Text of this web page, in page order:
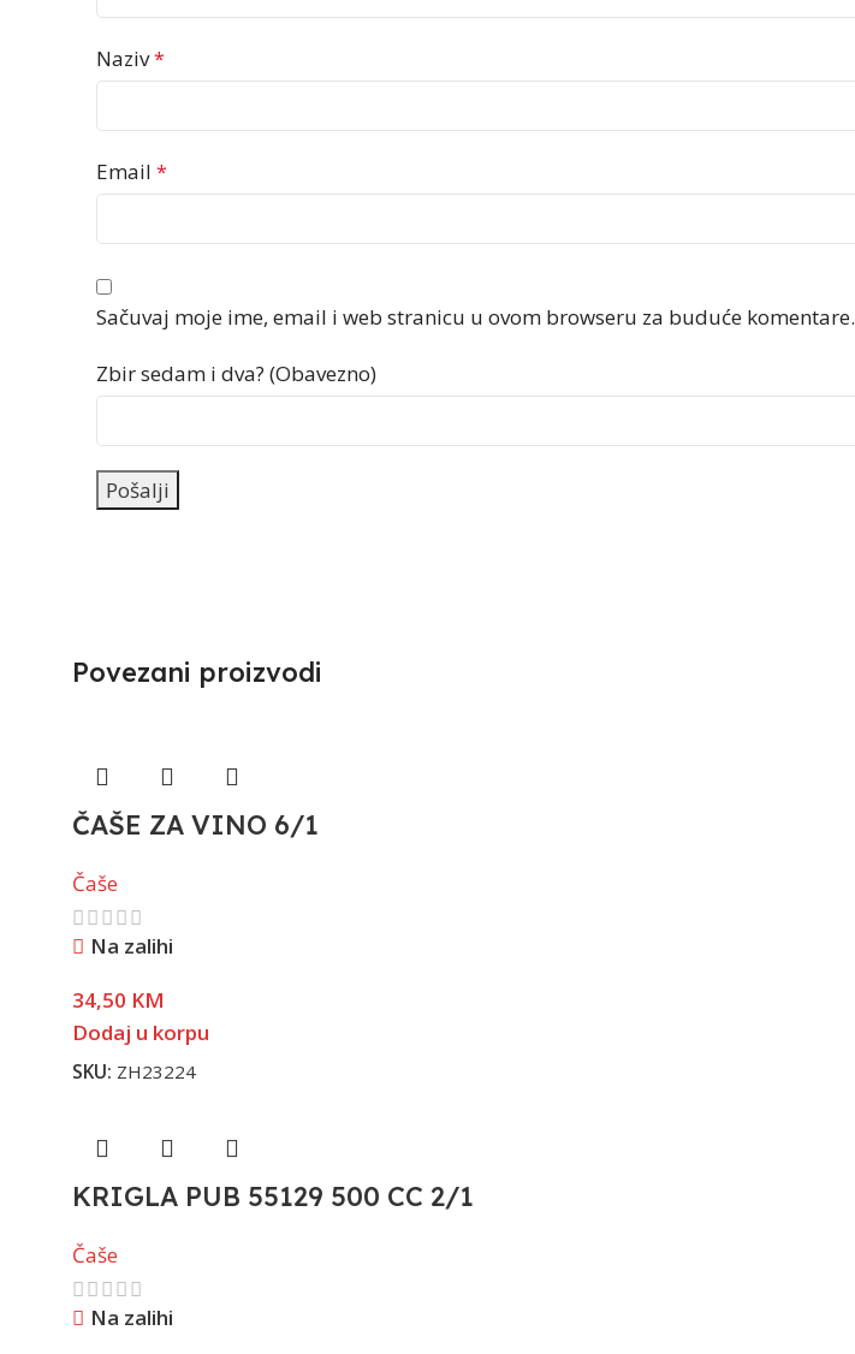
Naziv*
Email *
Sačuvaj moje ime, email i web stranicu u ovom browseru za buduće komentare.
Zbir sedam i dva? (Obavezno)
Povezani proizvodi
ČAŠE ZA VINO 6/1
Čaše
Na zalihi
34,50 KM
Dodaj u korpu
SKU: ZH23224
KRIGLA PUB 55129 500 CC 2/1
Čaše
Na zalihi